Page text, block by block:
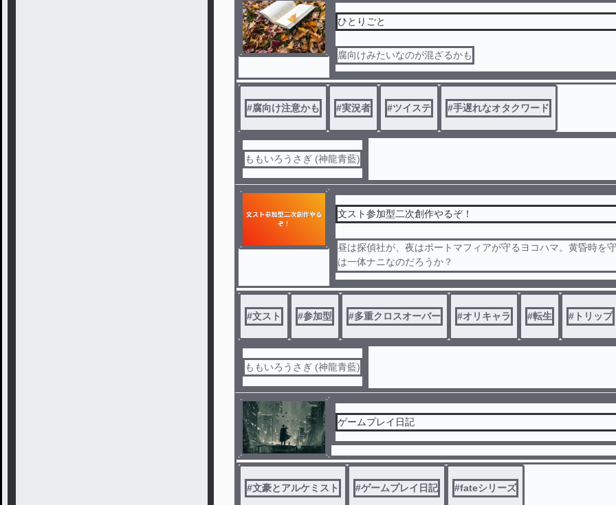
ひとりごと
腐向けみたいなのが混ざるかも
#腐向け注意かも #実況者 #ツイステ #手遅れなオタクワード
ももいろうさぎ (神龍青藍)
文スト参加型二次創作やるぞ！
昼は探偵社が、夜はポートマフィアが守るヨコハマ。黄昏時を
は一体ナニなのだろうか？
今、横濱の黄昏時は揺らぐのであった
#文スト #参加型 #多重クロスオーバー #オリキャラ #転生 # トリップ
ももいろうさぎ (神龍青藍)
ゲームプレイ日記
#文豪とアルケミスト #ゲームプレイ日記 #fateシリーズ